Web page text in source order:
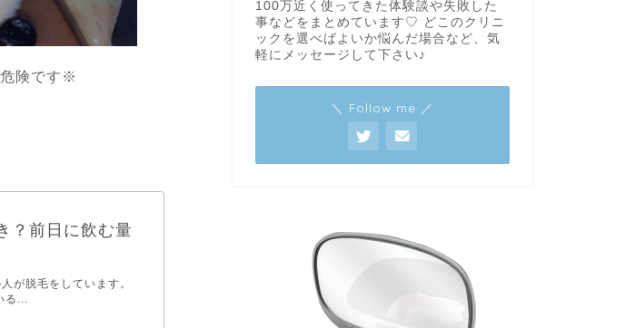
危険です※
？前日に飲む量
が脱毛をしています。
る...
100万近く使ってきた体験談や失敗した
事などをまとめています♡ どこのクリニ
ックを選べばよいか悩んだ場合など、気
軽にメッセージして下さい♪
＼ Follow me ／